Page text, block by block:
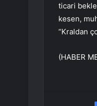
ticari
kesen,
“Kraldan
(HABER